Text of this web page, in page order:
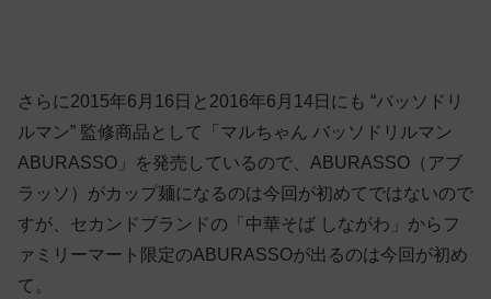
さらに2015年6月16日と2016年6月14日にも “バッソドリ
ルマン” 監修商品として「マルちゃん バッソドリルマン
ABURASSO」を発売しているので、ABURASSO（アブ
ラッソ）がカップ麺になるのは今回が初めてではないので
すが、セカンドブランドの「中華そば しながわ」からフ
ァミリーマート限定のABURASSOが出るのは今回が初め
て。